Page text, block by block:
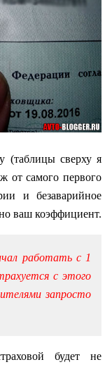
(таблицы сверху я
от самого первого
и безаварийное
ваш коэффициент.
работать с 1
с этого
запросто
будет не